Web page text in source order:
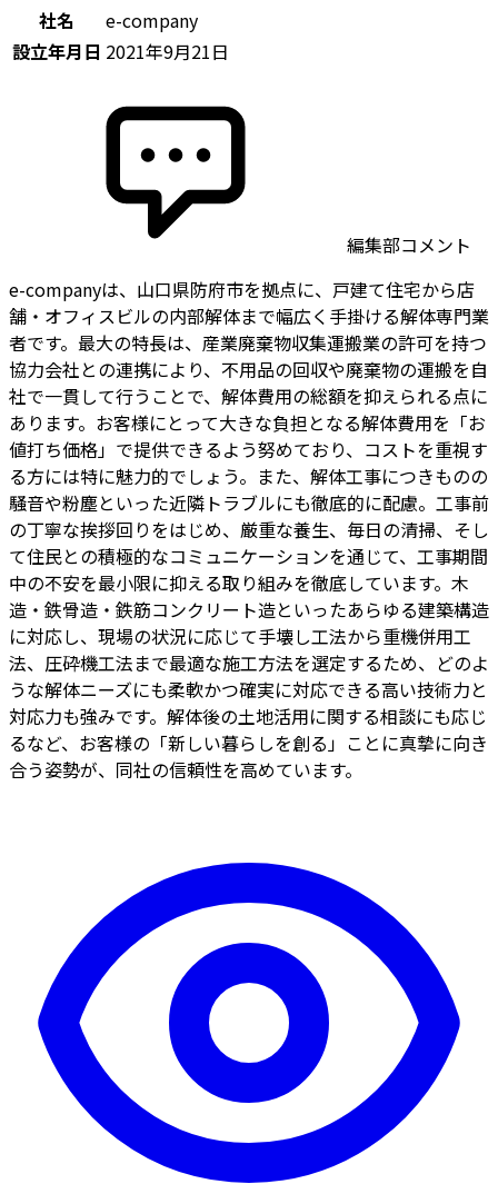
社名
e-company
設立年月日 2021年9月21日
編集部コメント
e-companyは、山口県防府市を拠点に、戸建て住宅から店
舗・オフィスビルの内部解体まで幅広く手掛ける解体専門業
者です。最大の特長は、産業廃棄物収集運搬業の許可を持つ
協力会社との連携により、不用品の回収や廃棄物の運搬を自
社で一貫して行うことで、解体費用の総額を抑えられる点に
あります。お客様にとって大きな負担となる解体費用を「お
値打ち価格」で提供できるよう努めており、コストを重視す
る方には特に魅力的でしょう。また、解体工事につきものの
騒音や粉塵といった近隣トラブルにも徹底的に配慮。工事前
の丁寧な挨拶回りをはじめ、厳重な養生、毎日の清掃、そし
て住民との積極的なコミュニケーションを通じて、工事期間
中の不安を最小限に抑える取り組みを徹底しています。木
造・鉄骨造・鉄筋コンクリート造といったあらゆる建築構造
に対応し、現場の状況に応じて手壊し工法から重機併用工
法、圧砕機工法まで最適な施工方法を選定するため、どのよ
うな解体ニーズにも柔軟かつ確実に対応できる高い技術力と
対応力も強みです。解体後の土地活用に関する相談にも応じ
るなど、お客様の「新しい暮らしを創る」ことに真摯に向き
合う姿勢が、同社の信頼性を高めています。